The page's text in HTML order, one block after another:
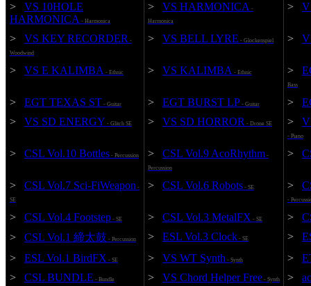
> VS 10HOLE
HARMONICA - Harmonica
> VS HARMONICA -
Harmonica
>
> VS KEY RECORDER -
Woodwind
> VS BELL LYRE - Glockenspiel >
> VS E KALIMBA - Ethnic > VS KALIMBA - Ethnic >
Bass
> EGT TEXAS ST - Guitar > EGT BURST LP - Guitar >
> VS SD ENERGY - Glitch SE > VS SD HORROR - Drone SE >
- Piano
> CSL Vol.10 Bottles - Percussion > CSL Vol.9 AcoRhythm -
Percussion
>
> CSL Vol.7 Sci-FiWeapon -
SE
> CSL Vol.6 Robots - SE >
-
> CSL Vol.4 Footstep - SE > CSL Vol.3 MetalFX - SE >
> CSL Vol.1 締太鼓 - Percussion > ESL Vol.3 Clock - SE >
> ESL Vol.1 BirdFX - SE > VS WT Synth - Synth >
> CSL BUNDLE - Bundle > VS Chord Helper Free - Synth >
¥2,200 (JPY)
*Note: If launched with the product "KONTAKT
PLAYER appended to the product name, it will
operation and can not use the full version. Please